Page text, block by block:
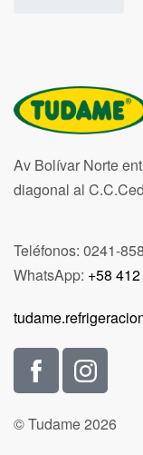
Av Bolívar Norte
diagonal al
Teléfonos: 0241-
WhatsApp: +58
© Tudame 2026